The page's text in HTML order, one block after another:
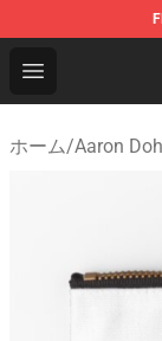
Open menu
Aaron Doh
ホーム/Aaron